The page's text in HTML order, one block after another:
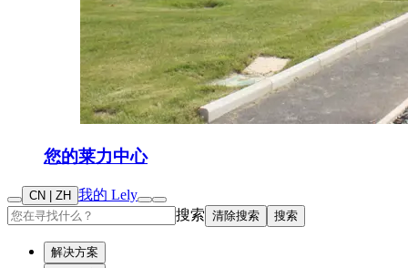
您的莱力中心
CN | ZH 我的 Lely
搜索 清除搜索 搜索
解决方案